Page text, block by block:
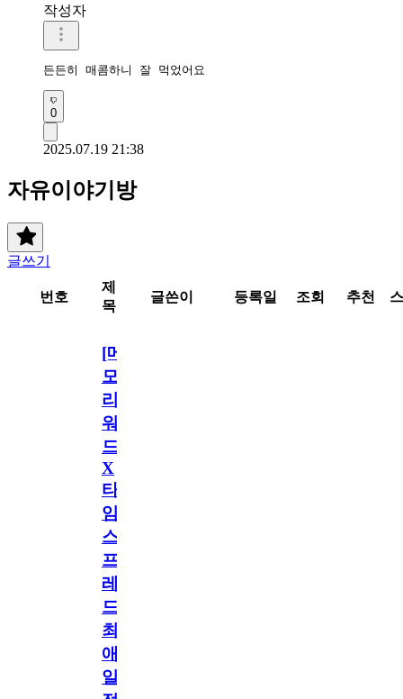
작성자
든든히 매콤하니 잘 먹었어요
0
2025.07.19 21:38
자유이야기방
글쓰기
번호
제
목
글쓴이 등록일 조회 추천
[메
모
리
워
드
X
타
임
스
프
레
드]
최
애
일